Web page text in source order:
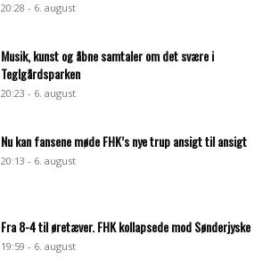
20:28 - 6. august
Musik, kunst og åbne samtaler om det svære i
Teglgårdsparken
20:23 - 6. august
Nu kan fansene møde FHK’s nye trup ansigt til ansigt
20:13 - 6. august
Fra 8-4 til øretæver. FHK kollapsede mod Sønderjyske
19:59 - 6. august